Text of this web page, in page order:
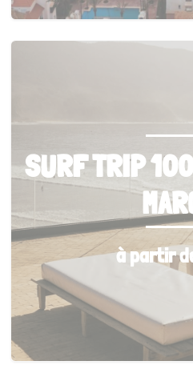
SURF TRIP
à partir